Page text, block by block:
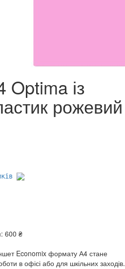
із
рожевий
600 ₴
Economix формату А4 стане
в офісі або для шкільних заходів.